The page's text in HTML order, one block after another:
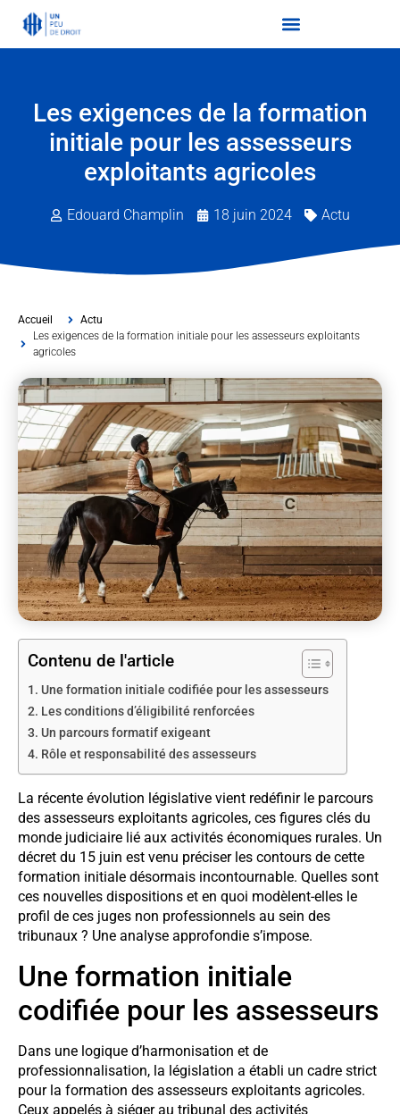
Les exigences de la formation
initiale pour les assesseurs
exploitants agricoles
Edouard Champlin 18 juin 2024 Actu
Accueil
Actu
Les exigences de la formation initiale pour les assesseurs exploitants
agricoles
Contenu de l'article
Une formation initiale codifiée pour les assesseurs
Les conditions d’éligibilité renforcées
Un parcours formatif exigeant
Rôle et responsabilité des assesseurs
La récente évolution législative vient redéfinir le parcours
des assesseurs exploitants agricoles, ces figures clés du
monde judiciaire lié aux activités économiques rurales. Un
décret du 15 juin est venu préciser les contours de cette
formation initiale désormais incontournable. Quelles sont
ces nouvelles dispositions et en quoi modèlent-elles le
profil de ces juges non professionnels au sein des
tribunaux ? Une analyse approfondie s’impose.
Une formation initiale
codifiée pour les assesseurs
Dans une logique d’harmonisation et de
professionnalisation, la législation a établi un cadre strict
pour la formation des assesseurs exploitants agricoles.
Ceux appelés à siéger au tribunal des activités